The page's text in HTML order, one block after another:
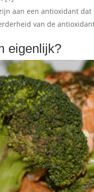
aan een antioxidant
van de
eigenlijk?